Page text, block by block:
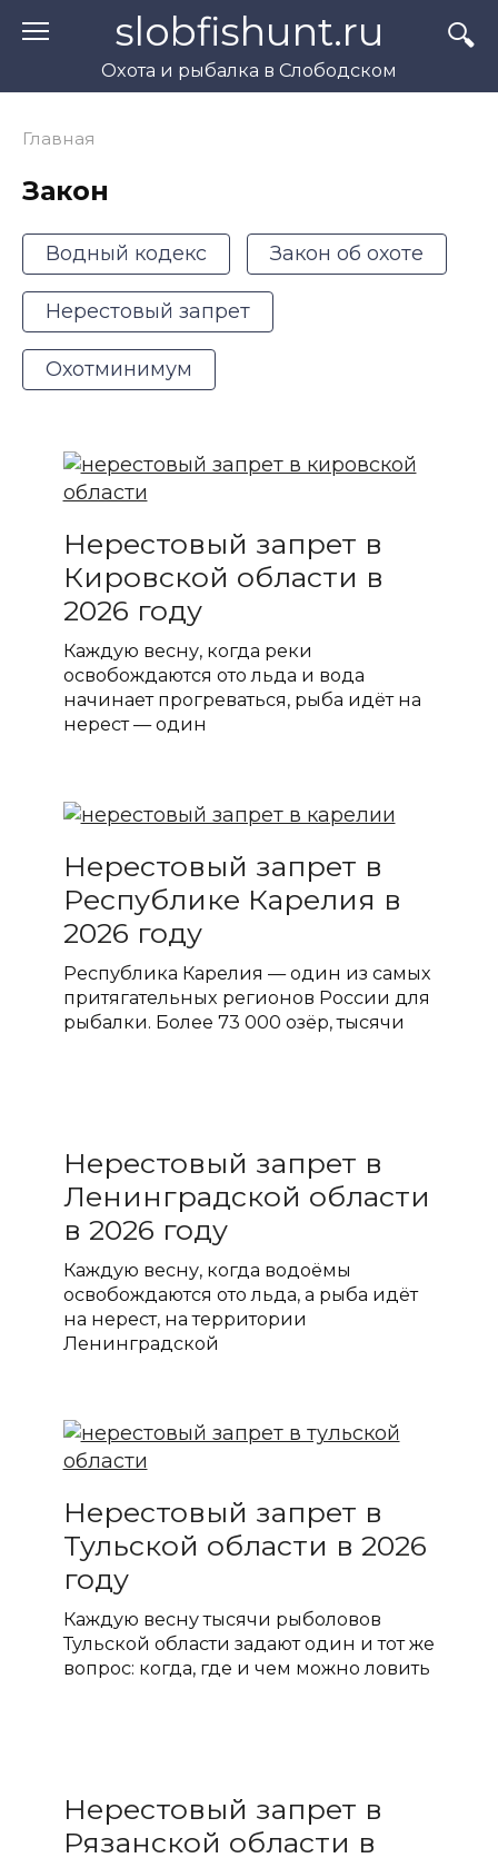
slobfishunt.ru
Охота и рыбалка в Слободском
Главная
Закон
Водный кодекс Закон об охоте
Нерестовый запрет
Охотминимум
Нерестовый запрет в
Кировской области в
2026 году
Каждую весну, когда реки
освобождаются ото льда и вода
начинает прогреваться, рыба идёт на
нерест — один
Нерестовый запрет в
Республике Карелия в
2026 году
Республика Карелия — один из самых
притягательных регионов России для
рыбалки. Более 73 000 озёр, тысячи
Нерестовый запрет в
Ленинградской области
в 2026 году
Каждую весну, когда водоёмы
освобождаются ото льда, а рыба идёт
на нерест, на территории
Ленинградской
Нерестовый запрет в
Тульской области в 2026
году
Каждую весну тысячи рыболовов
Тульской области задают один и тот же
вопрос: когда, где и чем можно ловить
Нерестовый запрет в
Рязанской области в